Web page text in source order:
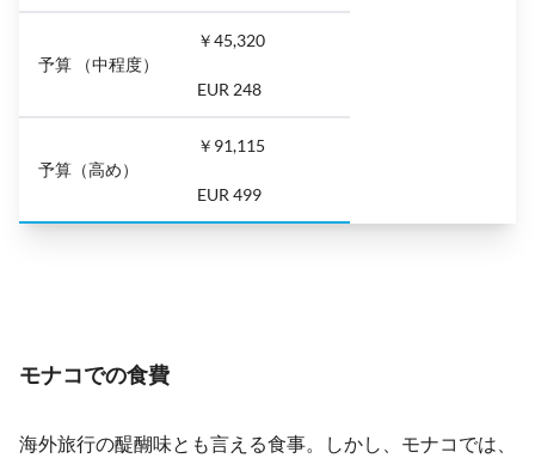
予算 （中程度）
￥45,320
EUR 248
予算（高め）
￥91,115
EUR 499
モナコでの食費
海外旅行の醍醐味とも言える食事。しかし、モナコでは、